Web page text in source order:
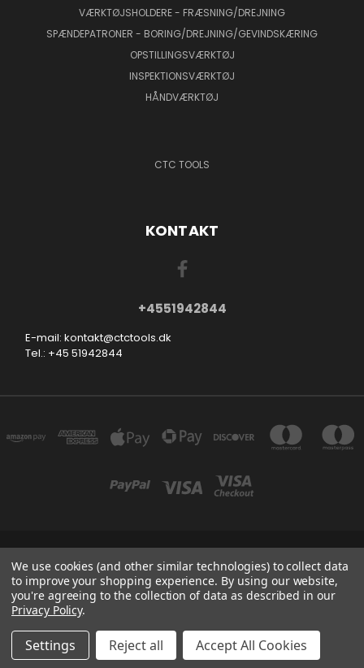
VÆRKTØJSHOLDERE - FRÆSNING/DREJNING
SPÆNDEPATRONER - BORING/DREJNING/GEVINDSKÆRING
OPSTILLINGSVÆRKTØJ
INSPEKTIONSVÆRKTØJ
HÅNDVÆRKTØJ
CTC TOOLS
KONTAKT
+4551942844
E-mail: kontakt@ctctools.dk
Tel.: +45 51942844
SMEDEVEJ 31, 6710 ESBJERG V DENMARK
+4551942844
© 2026 CTCTOOLS.DK
We use cookies (and other similar technologies) to collect data
to improve your shopping experience. By using our website,
you're agreeing to the collection of data as described in our
Privacy Policy.
Settings Reject all Accept All Cookies